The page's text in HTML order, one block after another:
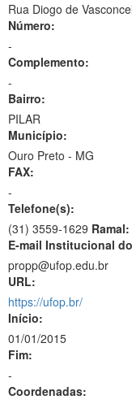
Rua Diogo de
Número:
-
Complemento:
-
Bairro:
PILAR
Município:
Ouro Preto - MG
FAX:
-
Telefone(s):
(31) 3559-1629 Ramal:
E-mail Institucional
propp@ufop.edu.br
URL:
https://ufop.br/
Início:
01/01/2015
Fim:
-
Coordenadas: